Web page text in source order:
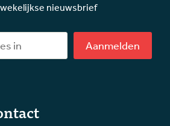
nieuwsbrief
Aanmelden